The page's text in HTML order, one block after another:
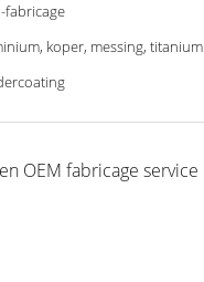
fabricage
koper, messing, titanium
OEM fabricage service